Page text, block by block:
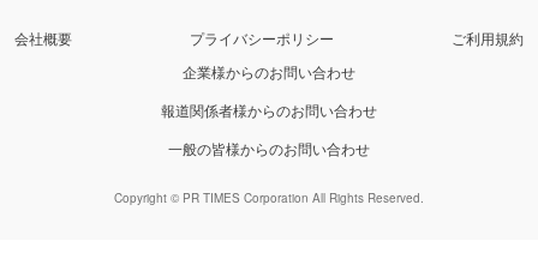
会社概要 プライバシーポリシー
ご利用規約
企業様からのお問い合わせ
報道関係者様からのお問い合わせ
一般の皆様からのお問い合わせ
Copyright © PR TIMES Corporation All Rights Reserved.